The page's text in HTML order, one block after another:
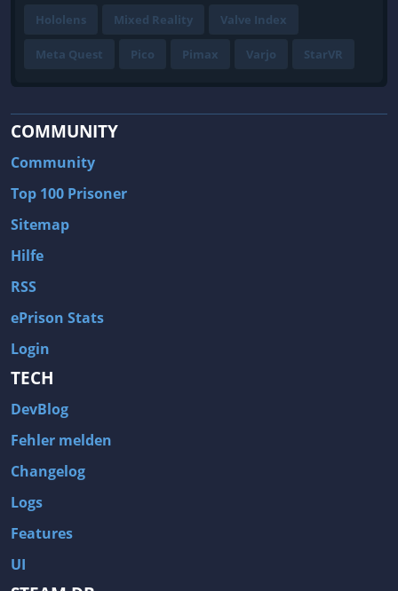
Hololens Mixed Reality Valve Index
Meta Quest Pico Pimax Varjo StarVR
COMMUNITY
Community
Top 100 Prisoner
Sitemap
Hilfe
RSS
ePrison Stats
Login
TECH
DevBlog
Fehler melden
Changelog
Logs
Features
UI